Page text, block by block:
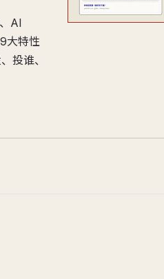
AI
大特性
投谁、